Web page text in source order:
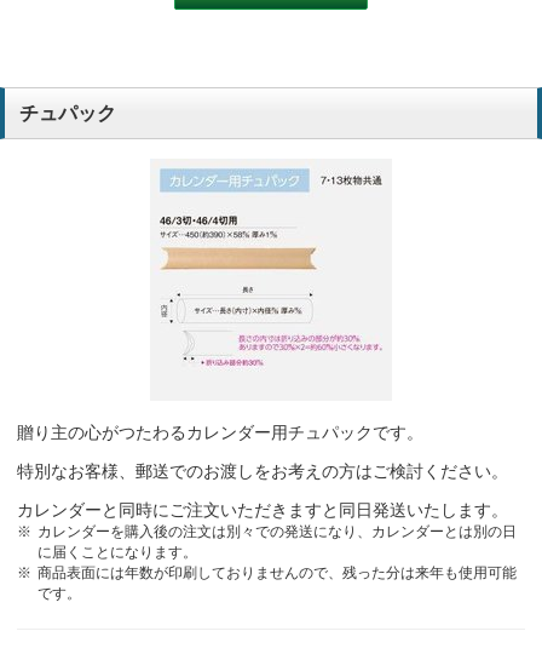
チュパック
贈り主の心がつたわるカレンダー用チュパックです。
特別なお客様、郵送でのお渡しをお考えの方はご検討ください。
カレンダーと同時にご注文いただきますと同日発送いたします。
カレンダーを購入後の注文は別々での発送になり、カレンダーとは別の日
に届くことになります。
商品表面には年数が印刷しておりませんので、残った分は来年も使用可能
です。